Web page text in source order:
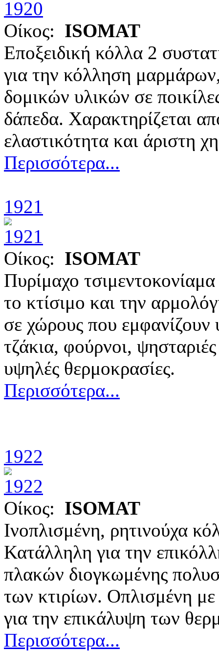
Οίκος: ISOMAT
Εποξειδική κόλλα 2
για την κόλληση
δομικών υλικών σε
δάπεδα. Χαρακτηρίζεται
ελαστικότητα και άριστη
Περισσότερα...
1921
Οίκος: ISOMAT
Πυρίμαχο
το κτίσιμο και την
σε χώρους που
τζάκια, φούρνοι,
υψηλές θερμοκρασίες.
Περισσότερα...
1922
Οίκος: ISOMAT
Ινοπλισμένη, ρητινούχα
Κατάλληλη για την
πλακών διογκωμένης
των κτιρίων. Οπλισμένη
για την επικάλυψη των
Περισσότερα...